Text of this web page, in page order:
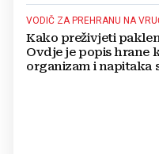
VODIČ ZA PREHRANU NA
Kako preživjeti
Ovdje je popis hrane
organizam i napitaka